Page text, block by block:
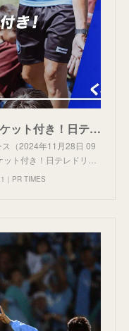
「イニエスタ引退試合」観戦チケット付き！日テレドリームコーチングがイニエスタアカデミーとサッカークリニック開催！
（2024年11月28日 09
ト付き！日テレドリ…
｜PR TIMES